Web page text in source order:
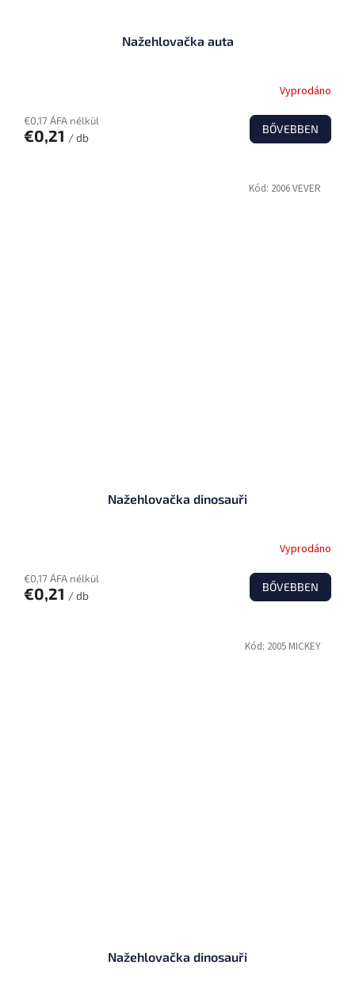
Nažehlovačka auta
Vyprodáno
€0,17 ÁFA nélkül
€0,21 / db
BŐVEBBEN
Nažehlovačka dinosauři
Vyprodáno
€0,17 ÁFA nélkül
€0,21 / db
BŐVEBBEN
Kód: 2006 VEVER
Nažehlovačka dinosauři
Kód: 2005 MICKEY